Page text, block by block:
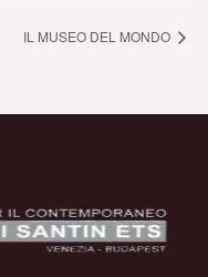
IL MUSEO DEL MONDO